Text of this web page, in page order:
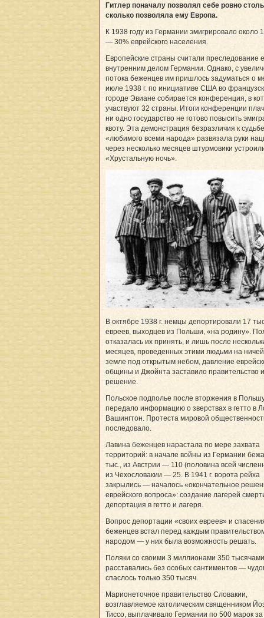
Гитлер поначалу позволял себе ровно
сколько позволяла ему Европа.
К 1938 году из Германии эмигрировало около
— 30% еврейского населения.
Европейские страны считали преследование
внутренним делом Германии. Однако, с
потока беженцев им пришлось задуматься о
июле 1938 г. по инициативе США во
городе Эвиане собирается конференция, в
участвуют 32 страны. Итоги конференции
ни одно государство не готово повысить
квоту. Эта демонстрация безразличия к судьбе
«любимого всеми народа» развязала руки
через несколько месяцев штурмовики
«Хрустальную ночь».
В октябре 1938 г. немцы депортировали 17
евреев, выходцев из Польши, «на родину».
отказалась их принять, и лишь после
месяцев, проведенных этими людьми на
земле под открытым небом, давление
общины и Джойнта заставило правительство
решение.
Польское подполье после вторжения в
передало информацию о зверствах в гетто в
Вашингтон. Протеста мировой
последовало.
Лавина беженцев нарастала по мере захвата
территорий: в начале войны из Германии
тыс., из Австрии — 110 (половина всей
из Чехословакии — 25. В 1941 г. ворота рейха
закрылись — началось «окончательное
еврейского вопроса»: создание лагерей
депортация в гетто и лагеря.
Вопрос депортации «своих евреев» и
беженцев встал перед каждым
народом — у них была возможность решать.
Поляки со своими 3 миллионами 350
расставались без особых сантиментов —
спаслось только 350 тысяч.
Марионеточное правительство Словакии,
возглавляемое католическим священником
Тиссо, выплачивало Германии по 500 марок за